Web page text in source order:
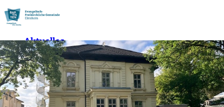
Aktuelles
Schau mal vorbei
Archiv
Unsere Gemeinde
Wer wir sind
Gemeindeleitung
Kleingruppen